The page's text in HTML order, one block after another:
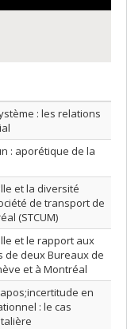
: les relations
: aporétique de la
et la diversité
de transport de
(STCUM)
et le rapport aux
de deux Bureaux de
et à Montréal
en
: le cas